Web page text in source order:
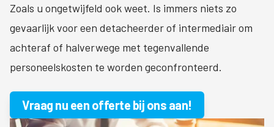
Zoals u ongetwijfeld ook weet. Is immers niets zo
gevaarlijk voor een detacheerder of intermediair om
achteraf of halverwege met tegenvallende
personeelskosten te worden geconfronteerd.
Vraag nu een offerte bij ons aan!